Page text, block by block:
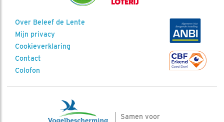
Over Beleef de Lente
Mijn privacy
Cookieverklaring
Contact
Colofon
Samen voor